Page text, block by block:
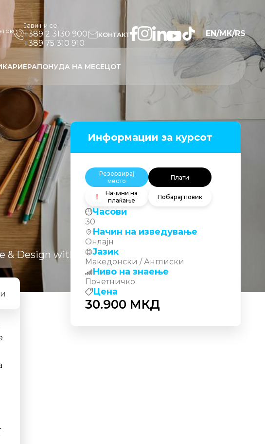
Јави ни се
+389 2 3130 900
+389 75 310 910
КОНТАКТ EN/МК/RS
КАРИЕРАПОНУДА НА МЕСЕЦОТ
& Design with AI
Информации за курсот
Резервирај
место
Плати
Начини на
плаќање
Побарај повик
Часови
30
Начин на изведување
Онлајн
Јазик
Македонски / Англиски
Ниво на знаење
Почетничко
Цена
30.900 МКД